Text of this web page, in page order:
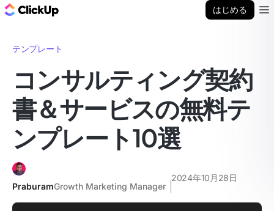
はじめる
テンプレート
コンサルティング契約
書＆サービスの無料テ
ンプレート10選
PraburamGrowth Marketing Manager
2024年10月28日